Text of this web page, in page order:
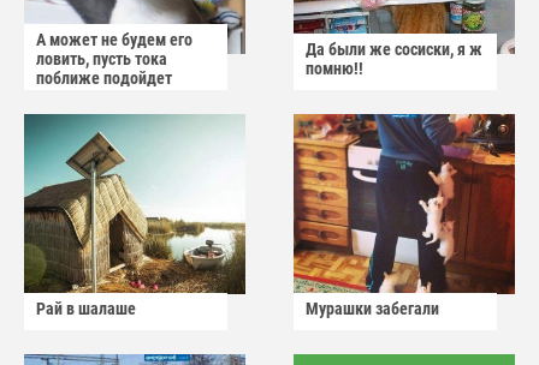
А может не будем его
ловить, пусть тока
поближе подойдет
Да были же сосиски, я ж
помню!!
Рай в шалаше Мурашки забегали